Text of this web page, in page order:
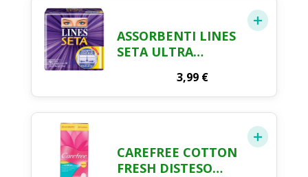
ASSORBENTI LINES
SETA ULTRA
3,99 €
CAREFREE COTTON
FRESH DISTESO